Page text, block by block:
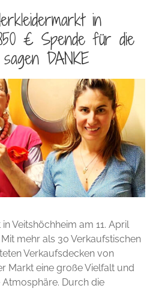
in
€ Spende für die
DANKE
Veitshöchheim am 11. April
mehr als 30 Verkaufstischen
Verkaufsdecken von
Markt eine große Vielfalt und
Durch die